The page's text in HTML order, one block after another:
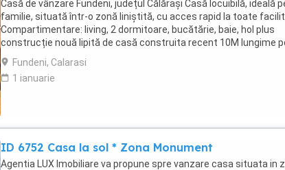
Casă de vânzare Fundeni, județul Călărași Casă locuibilă, ideală
familie, situată într-o zonă liniștită, cu acces rapid la toate
Compartimentare: living, 2 dormitoare, bucătărie, baie, hol plus
construcție nouă lipită de casă construita recent 10M lungime
lățime Teren generos ...
Fundeni, Calarasi
1 ianuarie
ID 6752 Casa la sol * Zona Monument
Agentia LUX Imobiliare va propune spre vanzare casa situata in